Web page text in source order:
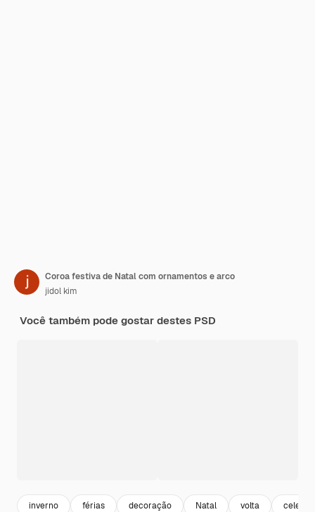
Coroa festiva de Natal com ornamentos e arco
jidol kim
Você também pode gostar destes PSD
inverno férias decoração Natal volta